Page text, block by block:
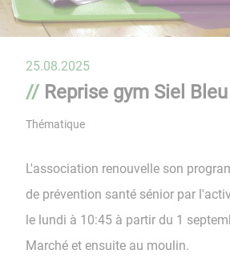
25.08.2025
Reprise gym Siel Bleu
Thématique
L'association renouvelle son
de prévention santé sénior par
le lundi à 10:45 à partir du 1
Marché et ensuite au moulin.